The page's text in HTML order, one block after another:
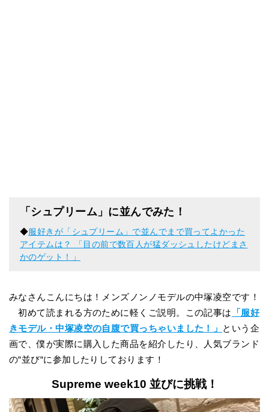
「シュプリーム」に並んでみた！
◆服好きが「シュプリーム」で並んでまで買ってよかった
アイテムは？ 「目の前で数百人が猛ダッシュしたけどまさ
かのゲット！」
みなさんこんにちは！メンズノンノモデルの中塚凌空です！
初めて読まれる方のために軽くご説明。この記事は
「服好
きモデル・中塚凌空の自腹で買っちゃいました！」 という企
画で、僕が実際に購入した商品を紹介したり、人気ブランド
の“並び“に参加したりしております！
Supreme week10 並びに挑戦！